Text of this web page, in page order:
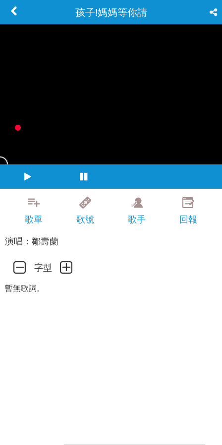
孩子!媽媽等你請
歌單 歌號 歌手
回報
演唱：鄒壽蘭
字型
暫無歌詞。